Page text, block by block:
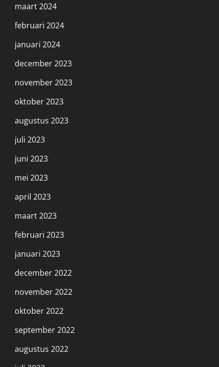
maart 2024
februari 2024
januari 2024
december 2023
november 2023
oktober 2023
augustus 2023
juli 2023
juni 2023
mei 2023
april 2023
maart 2023
februari 2023
januari 2023
december 2022
november 2022
oktober 2022
september 2022
augustus 2022